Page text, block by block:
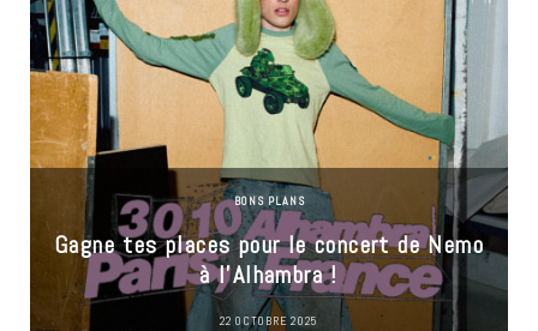
BONS PLANS
Gagne tes places pour le concert de Nemo
à l’Alhambra !
22 OCTOBRE 2025